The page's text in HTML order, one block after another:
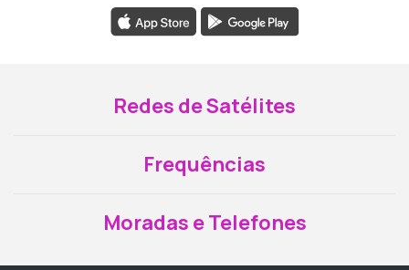
Redes de Satélites
Frequências
Moradas e Telefones